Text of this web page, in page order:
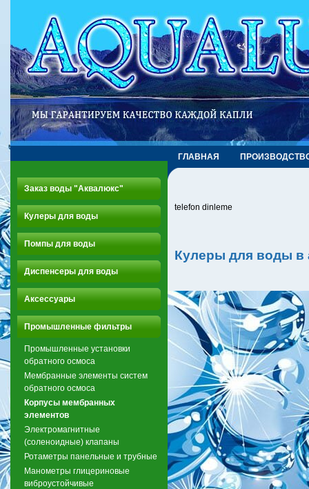
ГЛАВНАЯ
Заказ воды "Аквалюкс"
Кулеры для воды
Помпы для воды
Диспенсеры для воды
Аксессуары
Промышленные фильтры
Промышленные установки
обратного осмоса
Мембранные элементы систем
обратного осмоса
Корпусы мембранных
элементов
Электромагнитные
(соленоидные) клапаны
Ротаметры панельные и трубные
Манометры глицериновые
виброустойчивые
telefon dinleme
Кулеры для воды в